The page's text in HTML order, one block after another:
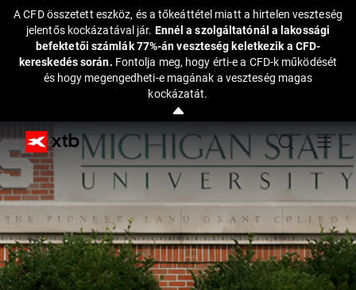
A CFD összetett eszköz, és a tőkeáttétel miatt a hirtelen veszteség
jelentős kockázatával jár. Ennél a szolgáltatónál a lakossági
befektetői számlák 77%-án veszteség keletkezik a CFD-
kereskedés során. Fontolja meg, hogy érti-e a CFD-k működését
és hogy megengedheti-e magának a veszteség magas
kockázatát.